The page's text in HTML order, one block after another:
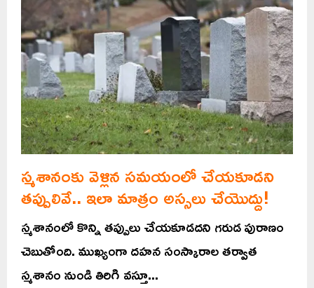
స్మశానంకు వెళ్లిన సమయంలో చేయకూడని
తప్పులివే.. ఇలా మాత్రం అస్సలు చేయొద్దు!
స్మశానంలో కొన్ని తప్పులు చేయకూడదని గరుడ పురాణం
చెబుతోంది. ముఖ్యంగా దహన సంస్కారాల తర్వాత
స్మశానం నుండి తిరిగి వస్తూ...